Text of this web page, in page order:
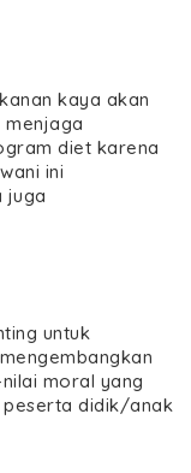
kaya akan
diet karena
ini
juga
untuk
moral yang
peserta didik/anak